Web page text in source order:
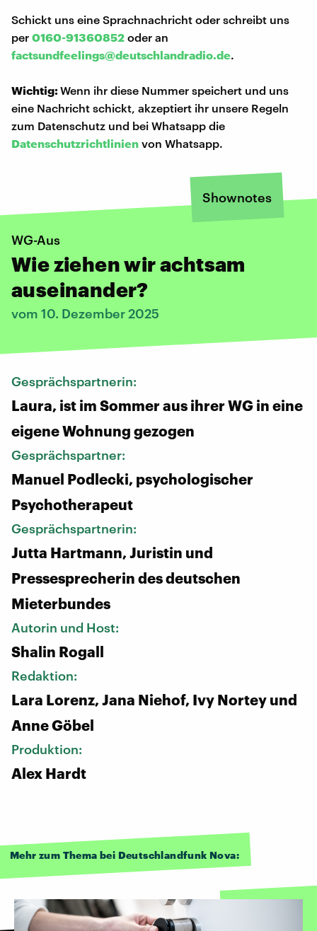
Schickt uns eine Sprachnachricht oder schreibt uns
per 0160-91360852 oder an
factsundfeelings@deutschlandradio.de.
Wichtig:Wenn ihr diese Nummer speichert und uns
eine Nachricht schickt, akzeptiert ihr unsere Regeln
zum Datenschutz und bei Whatsapp die
Datenschutzrichtlinien von Whatsapp.
Shownotes
WG-Aus
Wie ziehen wir achtsam
auseinander?
vom 10. Dezember 2025
Gesprächspartnerin:
Laura, ist im Sommer aus ihrer WG in eine
eigene Wohnung gezogen
Gesprächspartner:
Manuel Podlecki, psychologischer
Psychotherapeut
Gesprächspartnerin:
Jutta Hartmann, Juristin und
Pressesprecherin des deutschen
Mieterbundes
Autorin und Host:
Shalin Rogall
Redaktion:
Lara Lorenz, Jana Niehof, Ivy Nortey und
Anne Göbel
Produktion:
Alex Hardt
Mehr zum Thema bei Deutschlandfunk Nova: